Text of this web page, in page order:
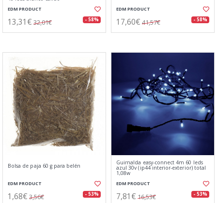
EDM PRODUCT
13,31€ 32,01€ - 58%
EDM PRODUCT
17,60€ 41,57€ - 58%
Bolsa de paja 60 g para belén
EDM PRODUCT
1,68€ 3,56€ - 53%
Guirnalda easy-connect 4m 60 leds
azul 30v (ip44 interior-exterior) total
1,08w
EDM PRODUCT
7,81€ 16,53€ - 53%